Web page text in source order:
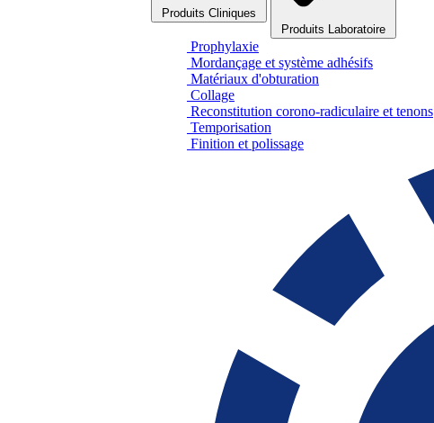
Produits Cliniques
Produits Laboratoire
Prophylaxie
Mordançage et système adhésifs
Matériaux d'obturation
Collage
Reconstitution corono-radiculaire et tenons
Temporisation
Finition et polissage